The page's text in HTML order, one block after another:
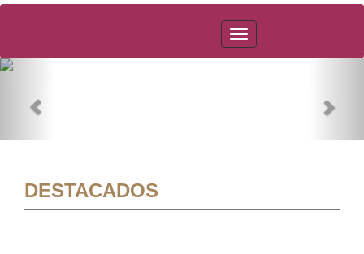
PAOT
DESTACADOS